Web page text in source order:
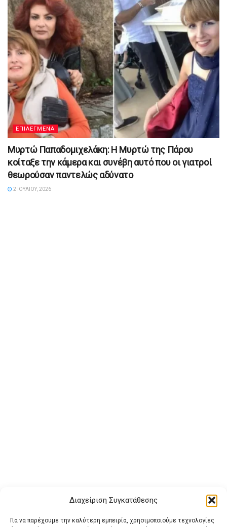
Διαχείριση Συγκατάθεσης
Για να παρέχουμε την καλύτερη εμπειρία, χρησιμοποιούμε τεχνολογίες
ΕΠΙΛΕΓΜΕΝΑ
Μυρτώ Παπαδομιχελάκη: Η Μυρτώ της Πάρου
κοίταξε την κάμερα και συνέβη αυτό που οι γιατροί
θεωρούσαν παντελώς αδύνατο
2 ΙΟΥΛΊΟΥ, 2026